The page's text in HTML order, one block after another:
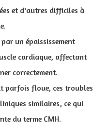
et d'autres difficiles à
un épaississement
cardiaque, affectant
correctement.
parfois floue, ces troubles
similaires, ce qui
du terme CMH.